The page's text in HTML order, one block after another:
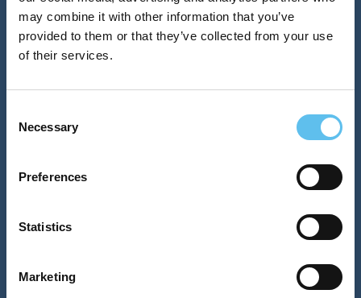
may combine it with other information that you’ve
provided to them or that they’ve collected from your use
of their services.
Selection
Necessary
Preferences
Statistics
Marketing
Stark framgång